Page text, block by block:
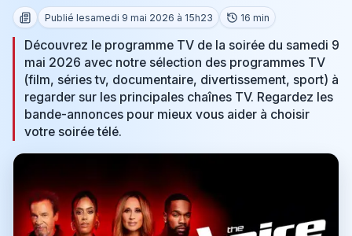
Publié lesamedi 9 mai 2026 à 15h23 16 min
Découvrez le programme TV de la soirée du samedi 9
mai 2026 avec notre sélection des programmes TV
(film, séries tv, documentaire, divertissement, sport) à
regarder sur les principales chaînes TV. Regardez les
bande-annonces pour mieux vous aider à choisir
votre soirée télé.